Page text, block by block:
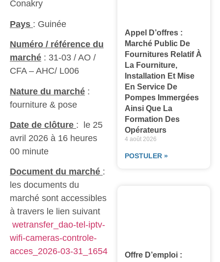
Conakry
Pays : Guinée
Numéro / référence du
marché : 31-03 / AO /
CFA – AHC/ L006
Nature du marché :
fourniture & pose
Date de clôture : le 25
avril 2026 à 16 heures
00 minute
Document du marché :
les documents du
marché sont accessibles
à travers le lien suivant
wetransfer_dao-tel-iptv-
wifi-cameras-controle-
acces_2026-03-31_1654
Appel D’offres :
Marché Public De
Fournitures Relatif À
La Fourniture,
Installation Et Mise
En Service De
Pompes Immergées
Ainsi Que La
Formation Des
Opérateurs
4 août 2026
POSTULER »
Offre D’emploi :